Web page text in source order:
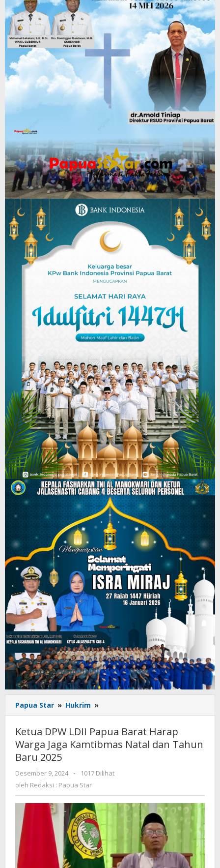
Papua Star » Hukrim »
DPW
Papua
Barat
Jaga
Natal
dan
Baru
2025
Ketua DPW LDII Papua Barat Harap
Warga Jaga Kamtibmas Natal dan Tahun
Baru 2025
Desember 9, 2024
oleh
Redaksi
Star
-
1017 Dilihat
oleh Redaksi : Papua Star